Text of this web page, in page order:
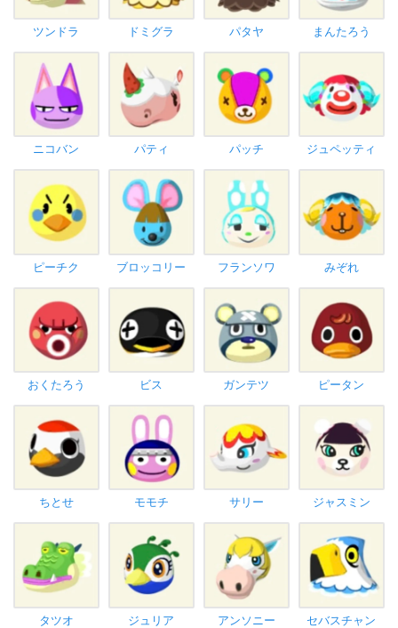
ツンドラ ドミグラ パタヤ まんたろう
ニコバン パティ パッチ ジュペッティ
ピーチク ブロッコリー フランソワ みぞれ
おくたろう ビス ガンテツ ピータン
ちとせ モモチ サリー ジャスミン
タツオ ジュリア アンソニー セバスチャン